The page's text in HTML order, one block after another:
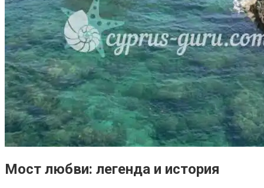
Мост любви: легенда и история